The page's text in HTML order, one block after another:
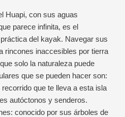
Huapi, con sus aguas
parece infinita, es el
del kayak. Navegar sus
rincones inaccesibles por tierra
solo la naturaleza puede
que se pueden hacer son:
recorrido que te lleva a esta isla
autóctonos y senderos.
conocido por sus árboles de